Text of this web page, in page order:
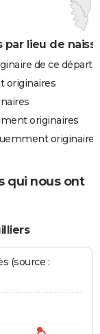
par lieu de
de ce
originaires
originaires
originaires
qui nous ont
(source :